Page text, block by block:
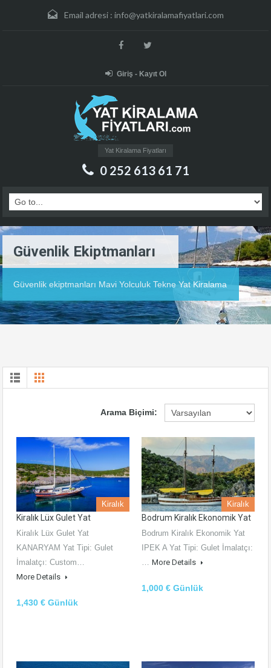
Email adresi : info@yatkiralamafiyatlari.com
Giriş - Kayıt Ol
Yat Kiralama Fiyatları
0 252 613 61 71
Güvenlik Ekiptmanları
Güvenlik ekiptmanları Mavi Yolculuk Tekne Yat Kiralama
Arama Biçimi:
Kiralık
Kiralık Lüx Gulet Yat
Kiralık Lüx Gulet Yat
KANARYAM Yat Tipi: Gulet
İmalatçı: Custom…
More Details
1,430 € Günlük
Kiralık
Bodrum Kiralık Ekonomik Yat
Bodrum Kiralık Ekonomik Yat
IPEK A Yat Tipi: Gulet İmalatçı:
… More Details
1,000 € Günlük